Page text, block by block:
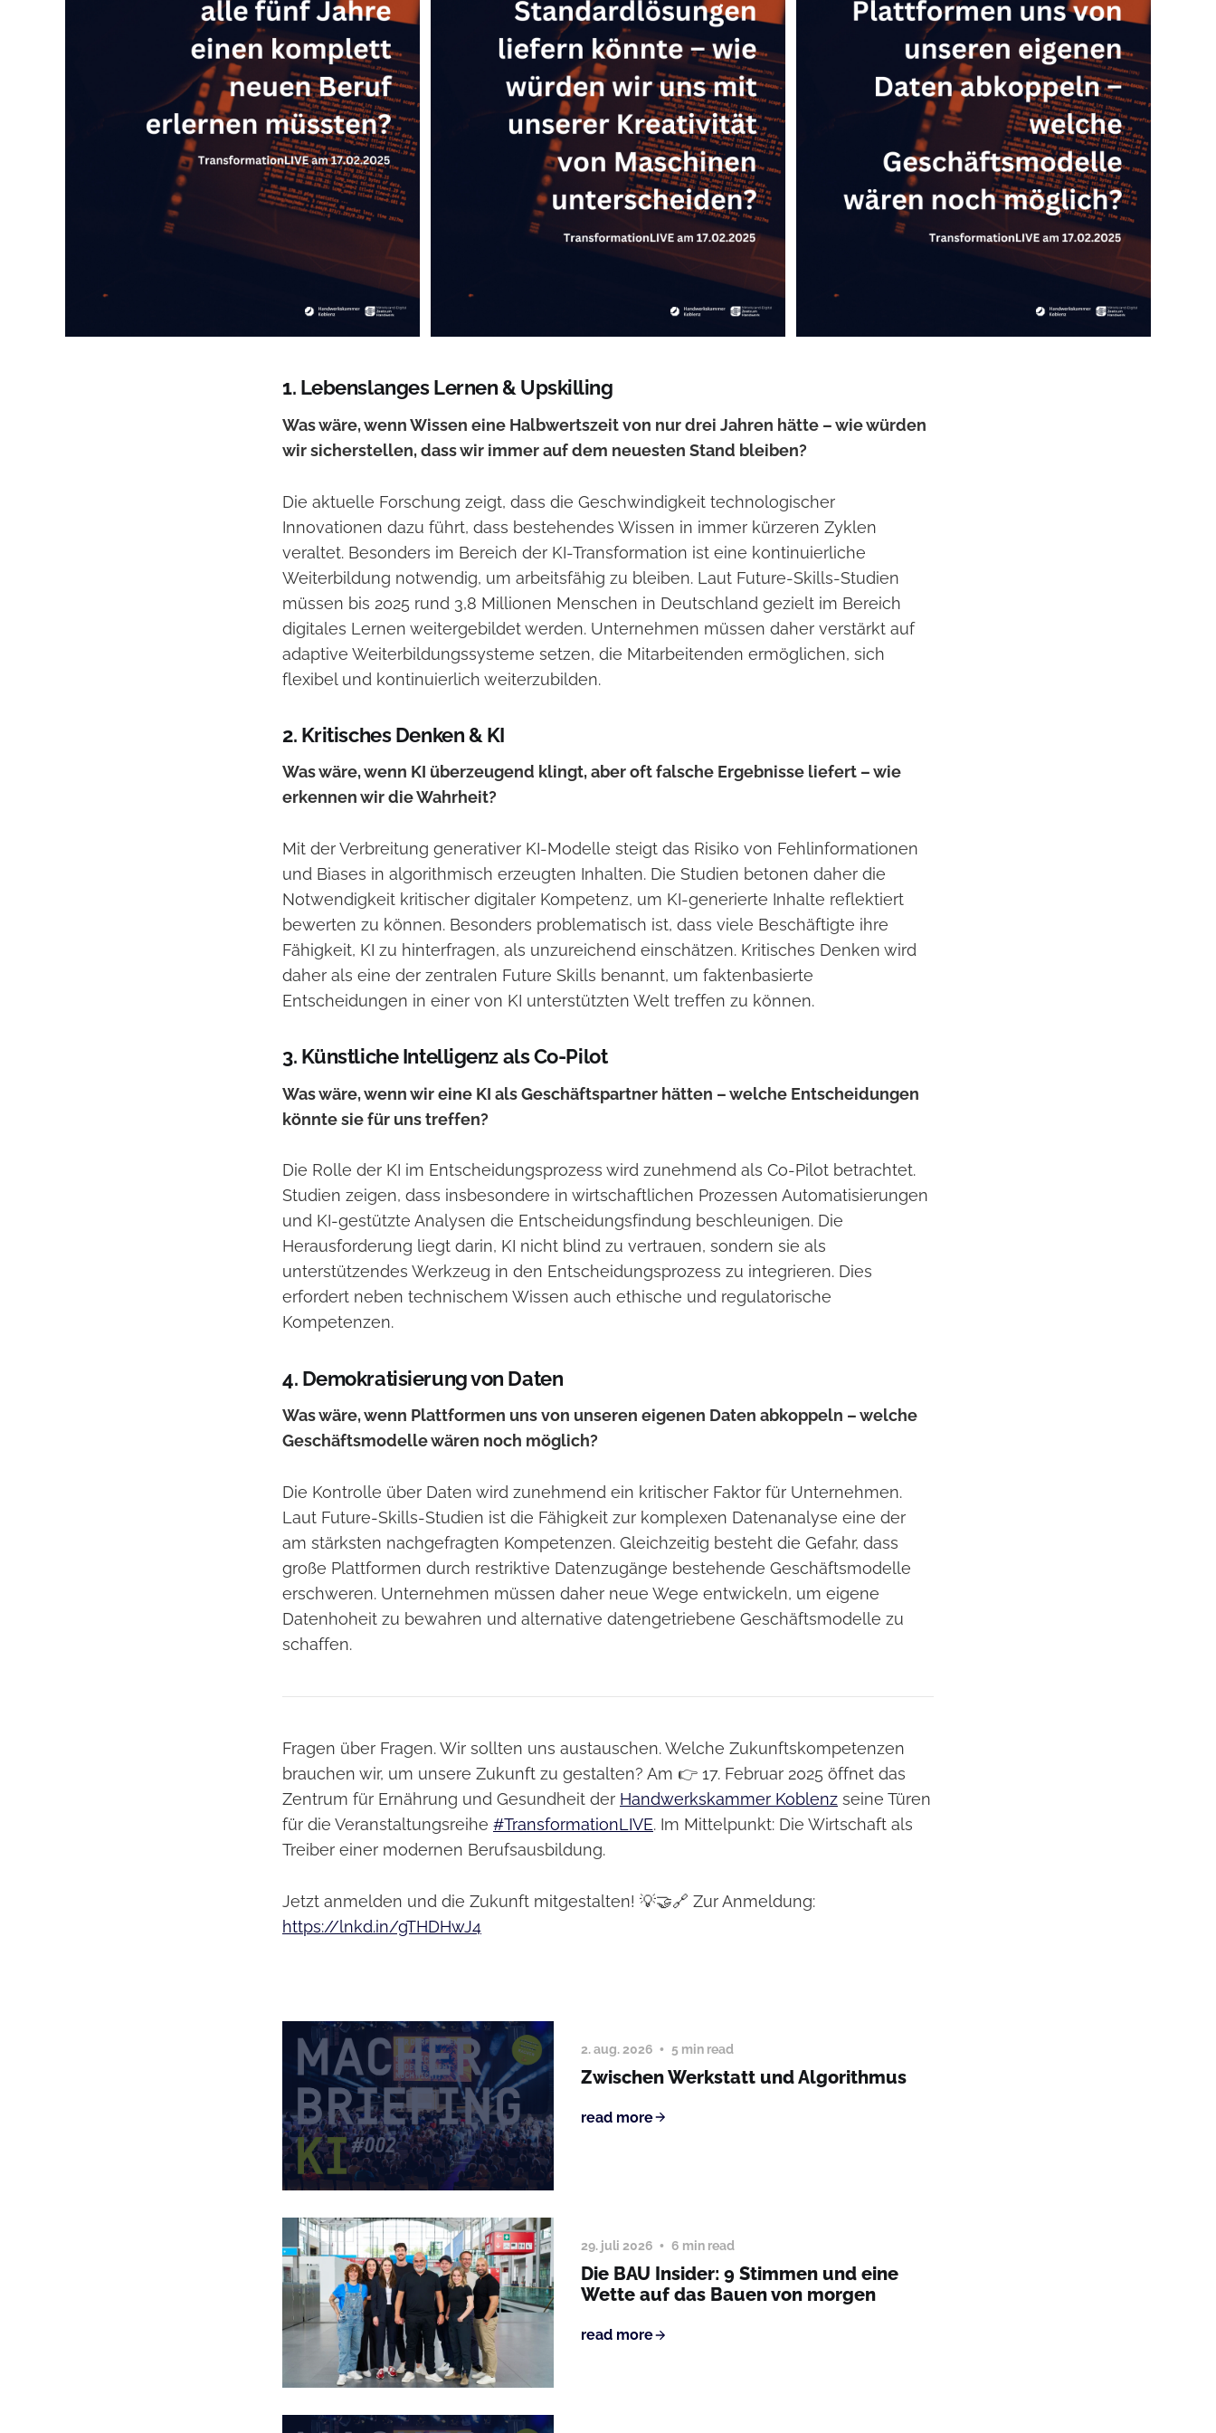
1. Lebenslanges Lernen & Upskilling
Was wäre, wenn Wissen eine Halbwertszeit von nur drei Jahren hätte – wie würden
wir sicherstellen, dass wir immer auf dem neuesten Stand bleiben?
Die aktuelle Forschung zeigt, dass die Geschwindigkeit technologischer
Innovationen dazu führt, dass bestehendes Wissen in immer kürzeren Zyklen
veraltet. Besonders im Bereich der KI-Transformation ist eine kontinuierliche
Weiterbildung notwendig, um arbeitsfähig zu bleiben​. Laut Future-Skills-Studien
müssen bis 2025 rund 3,8 Millionen Menschen in Deutschland gezielt im Bereich
digitales Lernen weitergebildet werden​. Unternehmen müssen daher verstärkt auf
adaptive Weiterbildungssysteme setzen, die Mitarbeitenden ermöglichen, sich
flexibel und kontinuierlich weiterzubilden.
2. Kritisches Denken & KI
Was wäre, wenn KI überzeugend klingt, aber oft falsche Ergebnisse liefert – wie
erkennen wir die Wahrheit?
Mit der Verbreitung generativer KI-Modelle steigt das Risiko von Fehlinformationen
und Biases in algorithmisch erzeugten Inhalten. Die Studien betonen daher die
Notwendigkeit kritischer digitaler Kompetenz, um KI-generierte Inhalte reflektiert
bewerten zu können​. Besonders problematisch ist, dass viele Beschäftigte ihre
Fähigkeit, KI zu hinterfragen, als unzureichend einschätzen. Kritisches Denken wird
daher als eine der zentralen Future Skills benannt, um faktenbasierte
Entscheidungen in einer von KI unterstützten Welt treffen zu können.
3. Künstliche Intelligenz als Co-Pilot
Was wäre, wenn wir eine KI als Geschäftspartner hätten – welche Entscheidungen
könnte sie für uns treffen?
Die Rolle der KI im Entscheidungsprozess wird zunehmend als Co-Pilot betrachtet.
Studien zeigen, dass insbesondere in wirtschaftlichen Prozessen Automatisierungen
und KI-gestützte Analysen die Entscheidungsfindung beschleunigen​. Die
Herausforderung liegt darin, KI nicht blind zu vertrauen, sondern sie als
unterstützendes Werkzeug in den Entscheidungsprozess zu integrieren. Dies
erfordert neben technischem Wissen auch ethische und regulatorische
Kompetenzen.
4. Demokratisierung von Daten
Was wäre, wenn Plattformen uns von unseren eigenen Daten abkoppeln – welche
Geschäftsmodelle wären noch möglich?
Die Kontrolle über Daten wird zunehmend ein kritischer Faktor für Unternehmen.
Laut Future-Skills-Studien ist die Fähigkeit zur komplexen Datenanalyse eine der
am stärksten nachgefragten Kompetenzen​. Gleichzeitig besteht die Gefahr, dass
große Plattformen durch restriktive Datenzugänge bestehende Geschäftsmodelle
erschweren. Unternehmen müssen daher neue Wege entwickeln, um eigene
Datenhoheit zu bewahren und alternative datengetriebene Geschäftsmodelle zu
schaffen.
Fragen über Fragen. Wir sollten uns austauschen. Welche Zukunftskompetenzen
brauchen wir, um unsere Zukunft zu gestalten? Am 👉 17. Februar 2025 öffnet das
Zentrum für Ernährung und Gesundheit der Handwerkskammer Koblenz seine Türen
für die Veranstaltungsreihe #TransformationLIVE. Im Mittelpunkt: Die Wirtschaft als
Treiber einer modernen Berufsausbildung.
Jetzt anmelden und die Zukunft mitgestalten! 💡🤝🔗 Zur Anmeldung:
https://lnkd.in/gTHDHwJ4
2. aug. 2026 5 min read
Zwischen Werkstatt und Algorithmus
read more
29. juli 2026 6 min read
Die BAU Insider: 9 Stimmen und eine
Wette auf das Bauen von morgen
read more